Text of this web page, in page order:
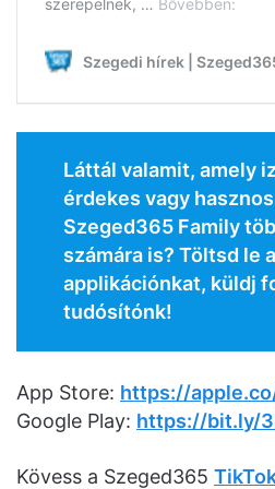
Láttál valamit, amely
érdekes vagy
Szeged365 Family
számára is? Töltsd le
applikációnkat, küldj
tudósítónk!
App Store: https://
Google Play: https://bit.ly/
Kövess a Szeged365